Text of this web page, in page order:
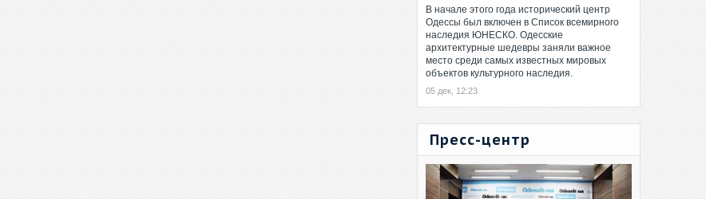
В начале этого года исторический центр
Одессы был включен в Список всемирного
наследия ЮНЕСКО. Одесские
архитектурные шедевры заняли важное
место среди самых известных мировых
объектов культурного наследия.
05 дек, 12:23
Пресс-центр